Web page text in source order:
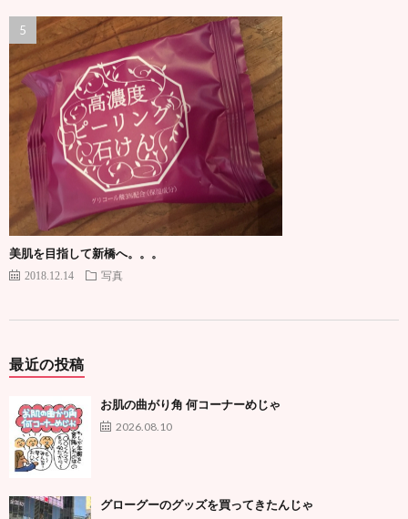
美肌を目指して新橋へ。。。
2018.12.14 写真
最近の投稿
お肌の曲がり角 何コーナーめじゃ
2026.08.10
グローグーのグッズを買ってきたんじゃ